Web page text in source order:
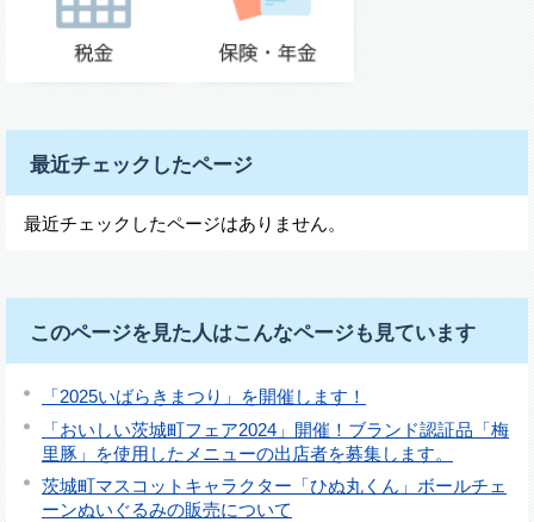
最近チェックしたページ
最近チェックしたページはありません。
このページを見た人はこんなページも見ています
「2025いばらきまつり」を開催します！
「おいしい茨城町フェア2024」開催！ブランド認証品「梅
里豚」を使用したメニューの出店者を募集します。
茨城町マスコットキャラクター「ひぬ丸くん」ボールチェ
ーンぬいぐるみの販売について